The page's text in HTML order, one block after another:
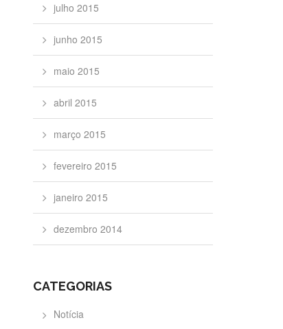
julho 2015
junho 2015
maio 2015
abril 2015
março 2015
fevereiro 2015
janeiro 2015
dezembro 2014
CATEGORIAS
Notícia